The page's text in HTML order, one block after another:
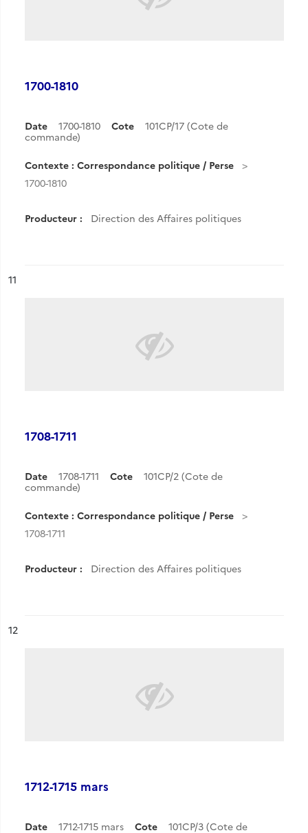
1700-1810
Date 1700-1810 Cote
101CP/17 (Cote de
commande)
Contexte : Correspondance politique / Perse
1700-1810
Producteur : Direction des Affaires politiques
n°
11
1708-1711
Date 1708-1711 Cote
101CP/2 (Cote de
commande)
Contexte : Correspondance politique / Perse
1708-1711
Producteur : Direction des Affaires politiques
n°
12
1712-1715 mars
Date 1712-1715 mars Cote
101CP/3 (Cote de